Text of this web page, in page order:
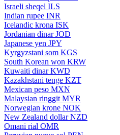
Israeli sheqel ILS
Indian rupee INR
Icelandic krona ISK
Jordanian dinar JOD
Japanese yen JPY
Kyrgyzstani som KGS
South Korean won KRW
Kuwaiti dinar KWD
Kazakhstani tenge KZT
Mexican peso MXN
Malaysian ringgit MYR
Norwegian krone NOK
New Zealand dollar NZD
Omani rial OMR